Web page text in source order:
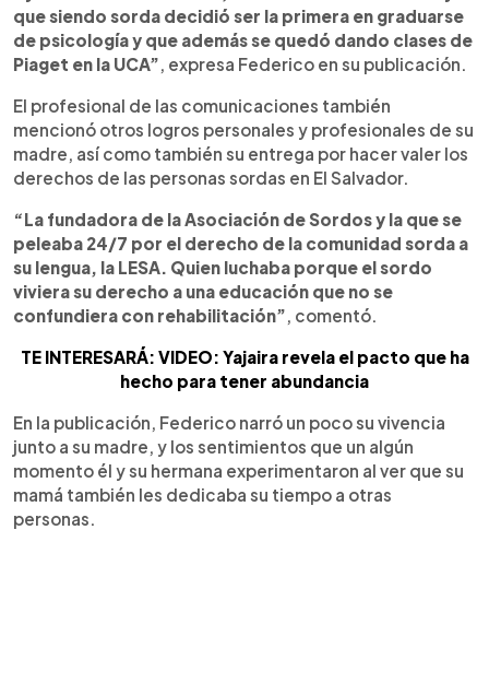
que siendo sorda decidió ser la primera en graduarse
de psicología y que además se quedó dando clases de
Piaget en la UCA” , expresa Federico en su publicación.
El profesional de las comunicaciones también
mencionó otros logros personales y profesionales de su
madre, así como también su entrega por hacer valer los
derechos de las personas sordas en El Salvador.
“La fundadora de la Asociación de Sordos y la que se
peleaba 24/7 por el derecho de la comunidad sorda a
su lengua, la LESA. Quien luchaba porque el sordo
viviera su derecho a una educación que no se
confundiera con rehabilitación” , comentó.
TE INTERESARÁ: VIDEO: Yajaira revela el pacto que ha
hecho para tener abundancia
En la publicación, Federico narró un poco su vivencia
junto a su madre, y los sentimientos que un algún
momento él y su hermana experimentaron al ver que su
mamá también les dedicaba su tiempo a otras
personas.